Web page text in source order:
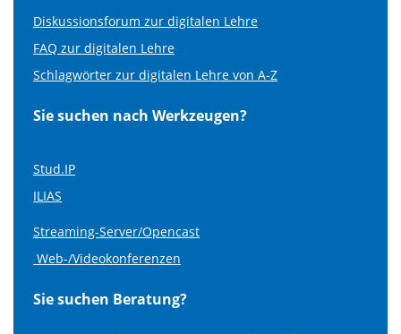
Diskussionsforum zur digitalen Lehre
FAQ zur digitalen Lehre
Schlagwörter zur digitalen Lehre von A-Z
Sie suchen nach Werkzeugen?
Stud.IP
ILIAS
Streaming-Server/Opencast
Web-/Videokonferenzen
Sie suchen Beratung?